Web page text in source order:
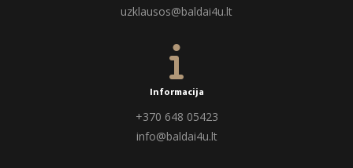
uzklausos@baldai4u.lt
Informacija
+370 648 05423
info@baldai4u.lt